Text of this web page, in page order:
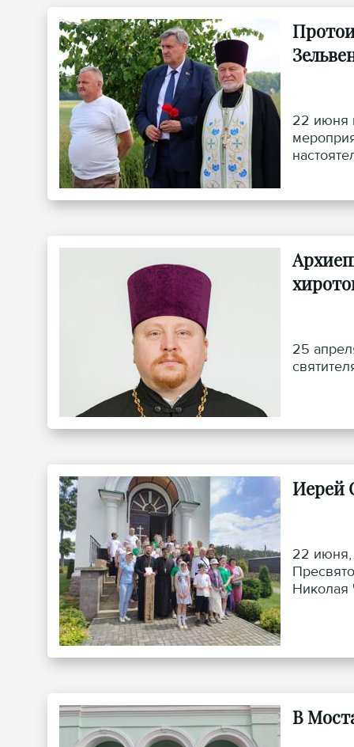
22 июня
25
Иерей
22 июня,
Николая
В